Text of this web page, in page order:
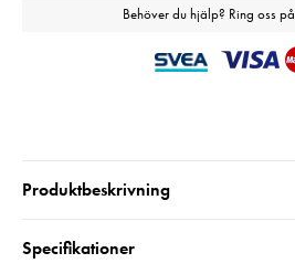
Behöver du hjälp? Ring oss på
Produktbeskrivning
Specifikationer